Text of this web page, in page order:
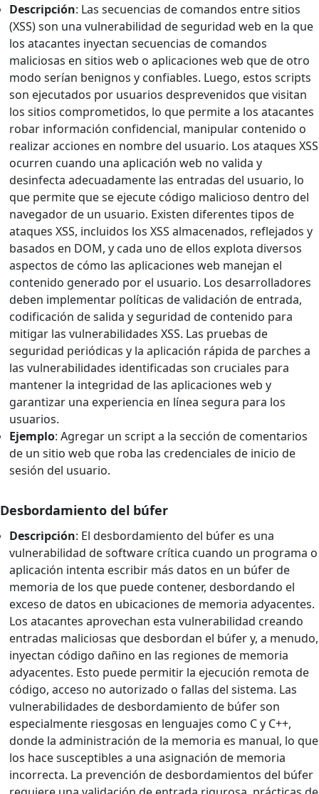
Descripción: Las secuencias de comandos entre sitios
(XSS) son una vulnerabilidad de seguridad web en la que
los atacantes inyectan secuencias de comandos
maliciosas en sitios web o aplicaciones web que de otro
modo serían benignos y confiables. Luego, estos scripts
son ejecutados por usuarios desprevenidos que visitan
los sitios comprometidos, lo que permite a los atacantes
robar información confidencial, manipular contenido o
realizar acciones en nombre del usuario. Los ataques XSS
ocurren cuando una aplicación web no valida y
desinfecta adecuadamente las entradas del usuario, lo
que permite que se ejecute código malicioso dentro del
navegador de un usuario. Existen diferentes tipos de
ataques XSS, incluidos los XSS almacenados, reflejados y
basados ​​en DOM, y cada uno de ellos explota diversos
aspectos de cómo las aplicaciones web manejan el
contenido generado por el usuario. Los desarrolladores
deben implementar políticas de validación de entrada,
codificación de salida y seguridad de contenido para
mitigar las vulnerabilidades XSS. Las pruebas de
seguridad periódicas y la aplicación rápida de parches a
las vulnerabilidades identificadas son cruciales para
mantener la integridad de las aplicaciones web y
garantizar una experiencia en línea segura para los
usuarios.
Ejemplo: Agregar un script a la sección de comentarios
de un sitio web que roba las credenciales de inicio de
sesión del usuario.
Desbordamiento del búfer
Descripción: El desbordamiento del búfer es una
vulnerabilidad de software crítica cuando un programa o
aplicación intenta escribir más datos en un búfer de
memoria de los que puede contener, desbordando el
exceso de datos en ubicaciones de memoria adyacentes.
Los atacantes aprovechan esta vulnerabilidad creando
entradas maliciosas que desbordan el búfer y, a menudo,
inyectan código dañino en las regiones de memoria
adyacentes. Esto puede permitir la ejecución remota de
código, acceso no autorizado o fallas del sistema. Las
vulnerabilidades de desbordamiento de búfer son
especialmente riesgosas en lenguajes como C y C++,
donde la administración de la memoria es manual, lo que
los hace susceptibles a una asignación de memoria
incorrecta. La prevención de desbordamientos del búfer